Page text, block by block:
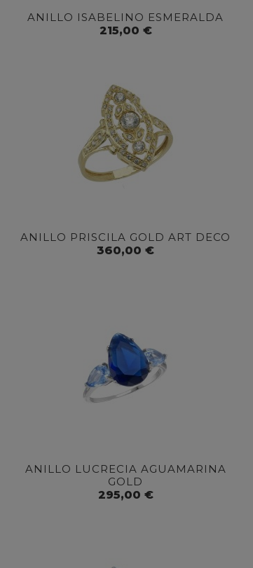
ANILLO ISABELINO ESMERALDA
215,00 €
ANILLO PRISCILA GOLD ART DECO
360,00 €
ANILLO LUCRECIA AGUAMARINA
GOLD
295,00 €